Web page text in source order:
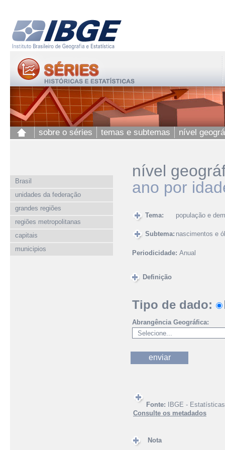
sobre o séries temas e subtemas nível
Brasil
unidades da federação
grandes regiões
regiões metropolitanas
capitais
municipios
nível
ano por
Tema: população e
Subtema: nascimentos e
Periodicidade: Anual
Definição
Tipo de dado:
Abrangência Geográfica:
Fonte:
IBGE -
Consulte os metadados
Nota